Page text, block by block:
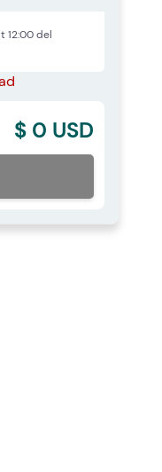
12:00 del
$ 0 USD